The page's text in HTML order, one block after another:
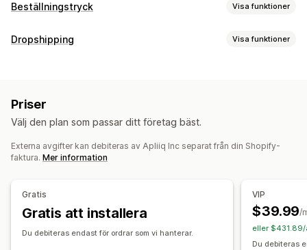
Beställningstryck Visa funktioner
Produktanpassning
Produkter
Miljövänligt
Ekologisk
Vit etikett
Ekologisk leverans Global leverans
Multi-leverans
Uppdateringar i realtid Inkluderande prissättning
Dropshipping Visa funktioner
Hälsa och skönhet
Företags- och kontorsprodukter
Inköpsställen
Priser
Välj den plan som passar ditt företag bäst.
Externa avgifter kan debiteras av Apliiq Inc separat från din Shopify-
faktura. Mer information
Gratis
Gratis att installera
Du debiteras endast för ordrar som vi hanterar.
VIP
$39.99/
eller $431.89/
Du debiteras